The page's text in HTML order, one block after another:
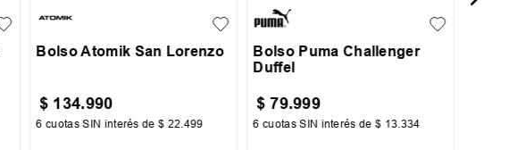
Bolso Atomik San Lorenzo
$ 134.990
6 cuotas SIN interés de$ 22 499
Bolso Puma Challenger
Duffel
$ 79.999
6 cuotas SIN interés de$ 13 334